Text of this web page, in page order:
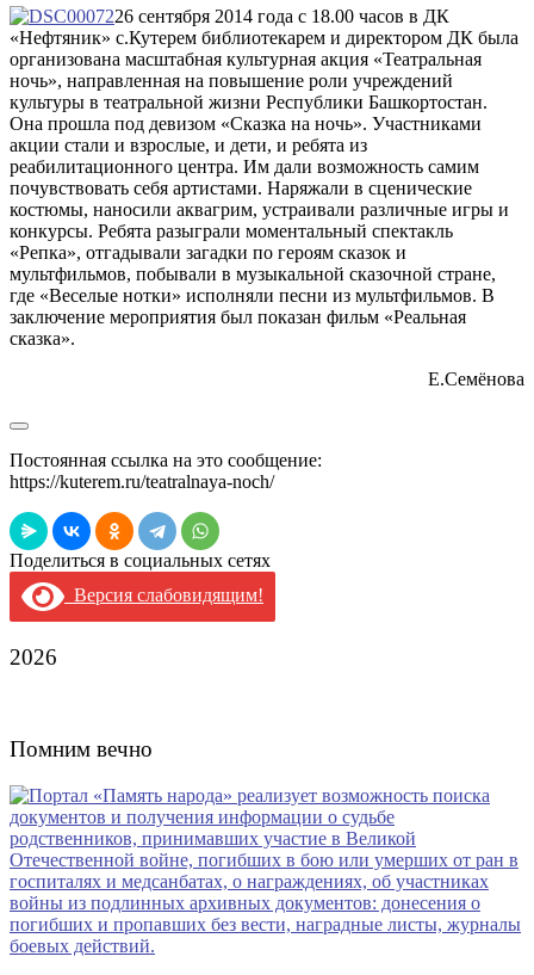
26 сентября 2014 года с 18.00 часов в ДК
«Нефтяник» с.Кутерем библиотекарем и директором ДК была
организована масштабная культурная акция «Театральная
ночь», направленная на повышение роли учреждений
культуры в театральной жизни Республики Башкортостан.
Она прошла под девизом «Сказка на ночь». Участниками
акции стали и взрослые, и дети, и ребята из
реабилитационного центра. Им дали возможность самим
почувствовать себя артистами. Наряжали в сценические
костюмы, наносили аквагрим, устраивали различные игры и
конкурсы. Ребята разыграли моментальный спектакль
«Репка», отгадывали загадки по героям сказок и
мультфильмов, побывали в музыкальной сказочной стране,
где «Веселые нотки» исполняли песни из мультфильмов. В
заключение мероприятия был показан фильм «Реальная
сказка».
Е.Семёнова
Постоянная ссылка на это сообщение:
https://kuterem.ru/teatralnaya-noch/
Поделиться в социальных сетях
Версия слабовидящим!
2026
Помним вечно